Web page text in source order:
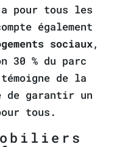
pour tous les
également
sociaux,
30 % du parc
de la
garantir un
tous.